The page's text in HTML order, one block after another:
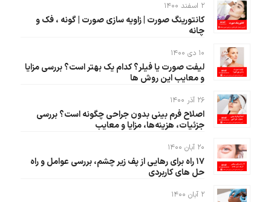
۲ اسفند ۱۴۰۰
کانتورینگ صورت | زاویه سازی صورت | گونه ، فک و
چانه
۱۰ دی ۱۴۰۰
لیفت صورت یا فیلر؟ کدام یک بهتر است؟ بررسی مزایا
و معایب این روش ها
۲۶ آذر ۱۴۰۰
اصلاح فرم بینی بدون جراحی چگونه است؟ بررسی
جزئیات، هزینه‌ها، مزایا و معایب
۲۰ آبان ۱۴۰۰
۱۷ راه برای رهایی از پف زیر چشم، بررسی عوامل و راه
حل های کاربردی
۲ آبان ۱۴۰۰